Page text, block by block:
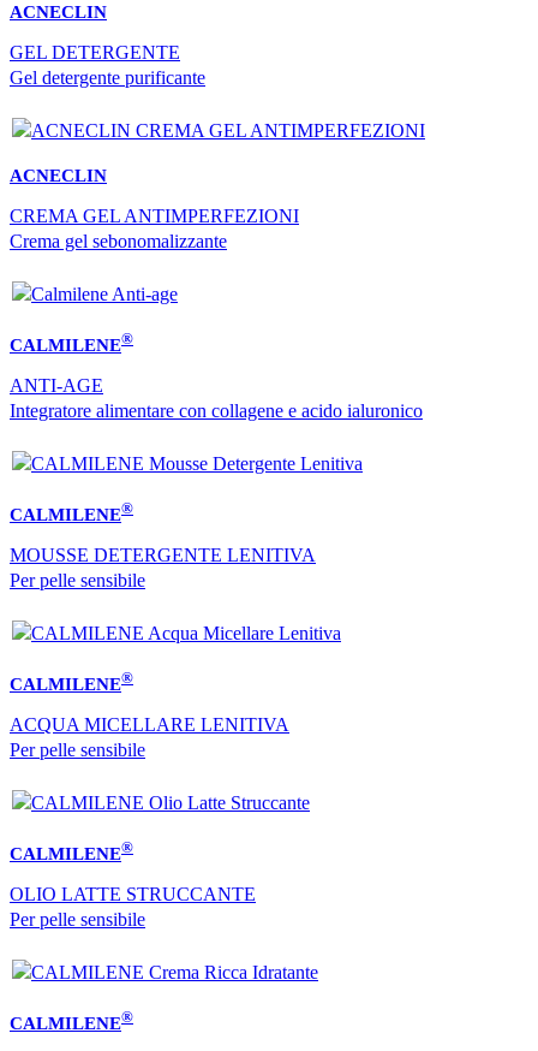
ACNECLIN
GEL DETERGENTE
Gel detergente purificante
ACNECLIN
CREMA GEL ANTIMPERFEZIONI
Crema gel sebonomalizzante
CALMILENE®
ANTI-AGE
Integratore alimentare con collagene e acido ialuronico
CALMILENE®
MOUSSE DETERGENTE LENITIVA
Per pelle sensibile
CALMILENE®
ACQUA MICELLARE LENITIVA
Per pelle sensibile
CALMILENE®
OLIO LATTE STRUCCANTE
Per pelle sensibile
CALMILENE®